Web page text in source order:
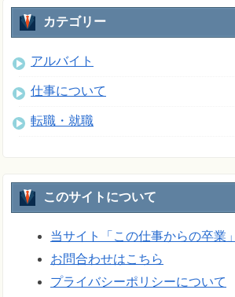
カテゴリー
アルバイト
仕事について
転職・就職
このサイトについて
当サイト「この仕事からの卒業
お問合わせはこちら
プライバシーポリシーについて